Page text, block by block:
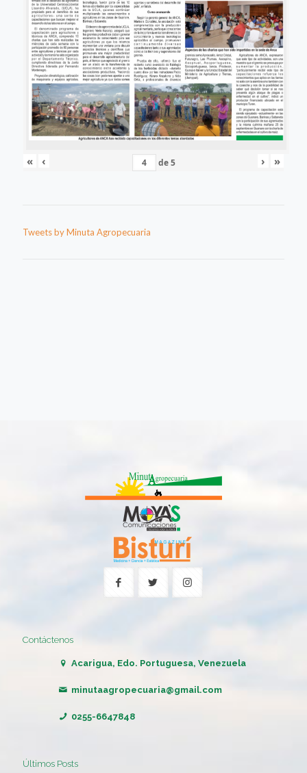
« ‹ de5 › »
Tweets by Minuta Agropecuaria
Contáctenos
Acarigua, Edo. Portuguesa, Venezuela
minutaagropecuaria@gmail.com
0255-6647848
Últimos Posts